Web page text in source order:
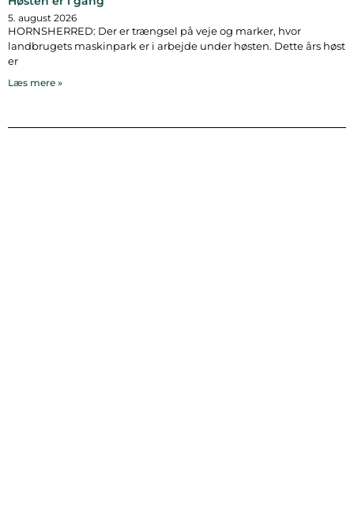
5. august 2026
HORNSHERRED: Der er trængsel på veje og marker, hvor
landbrugets maskinpark er i arbejde under høsten. Dette års høst
er
Læs mere »